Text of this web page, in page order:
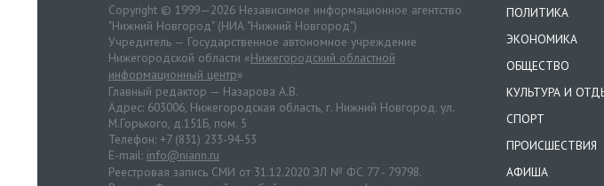
Copyright © 1999—2026 Независимое информационное агентство
"Нижний Новгород" (НИА "Нижний Новгород")
Учредитель — Государственное автономное учреждение
Нижегородской области «Нижегородский областной
информационный центр»
Главный редактор — Назарова А.В.
Адрес: 603006, Нижегородская область, г. Нижний Новгород. ул.
М.Горького, д.151Б, пом. 5
Телефон: +7 (831) 233-94-53
E-mail: info@niann.ru
Реестровая запись СМИ от 31.12.2020 ЭЛ № ФС 77 - 79798.
ПОЛИТИКА
ЭКОНОМИКА
ОБЩЕСТВО
КУЛЬТУРА И
СПОРТ
ПРОИСШЕСТВИЯ
АФИША